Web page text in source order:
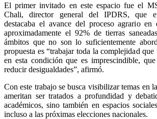
El primer invitado en este espacio fue el
Chali, director general del IPDRS, que
destacaba el avance del proceso agrario en
aproximadamente el 92% de tierras
ámbitos que no son lo suficientemente
propuesta es “trabajar toda la complejidad
en esta condición que es imprescindible,
reducir desigualdades”, afirmó.
Con este trabajo se busca visibilizar temas en
ameritan ser tratados a profundidad y
académicos, sino también en espacios
incluso a las próximas elecciones nacionales.